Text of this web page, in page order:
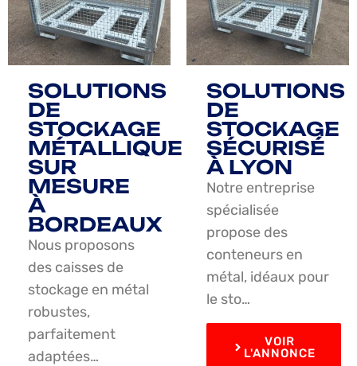
SOLUTIONS
DE
STOCKAGE
MÉTALLIQUE
SUR
MESURE
À
BORDEAUX
Nous proposons
des caisses de
stockage en métal
robustes,
parfaitement
adaptées…
SOLUTIONS
DE
STOCKAGE
SÉCURISÉ
À LYON
Notre entreprise
spécialisée
propose des
conteneurs en
métal, idéaux pour
le sto…
VOIR
L'ANNONCE